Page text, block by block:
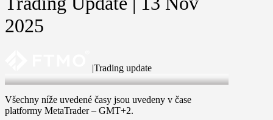
2025
|Trading update
13 Nov 2025
Všechny níže uvedené časy jsou uvedeny v čase
platformy MetaTrader – GMT+2.